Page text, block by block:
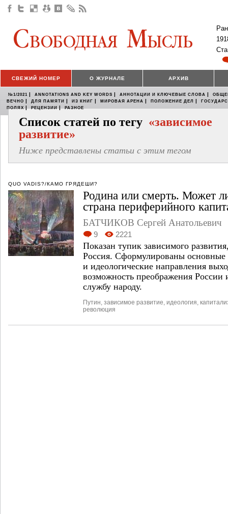
СВЕЖИЙ НОМЕР О ЖУРНАЛЕ АРХИВ
№1/2021 | ANNOTATIONS AND KEY WORDS | АННОТАЦИИ И КЛЮЧЕВЫЕ СЛОВА |
ВЕЧНО | ДЛЯ ПАМЯТИ | ИЗ КНИГ | МИРОВАЯ АРЕНА | ПОЛОЖЕНИЕ ДЕЛ |
ПОЛЯХ | РЕЦЕНЗИИ | РАЗНОЕ
Список статей по тегу «зависимое
развитие»
Ниже представлены статьи с этим тегом
QUO VADIS?/КАМО ГРЯДЕШИ?
Родина или смерть. Может
страна периферийного
БАТЧИКОВ Сергей Анатольевич
9 2221
Показан тупик зависимого
Россия. Сформулированы основные
и идеологические направления
возможность преображения России
службу народу.
Путин зависимое развитие идеология
революция